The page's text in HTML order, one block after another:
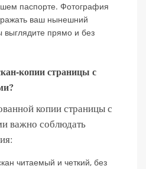
паспорте. Фотография
ваш нынешний
выглядите прямо и без
копии страницы с
копии страницы с
важно соблюдать
читаемый и четкий, без